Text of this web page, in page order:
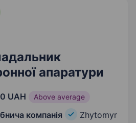
апаратури
UAH Above average
компанія Zhytomyr